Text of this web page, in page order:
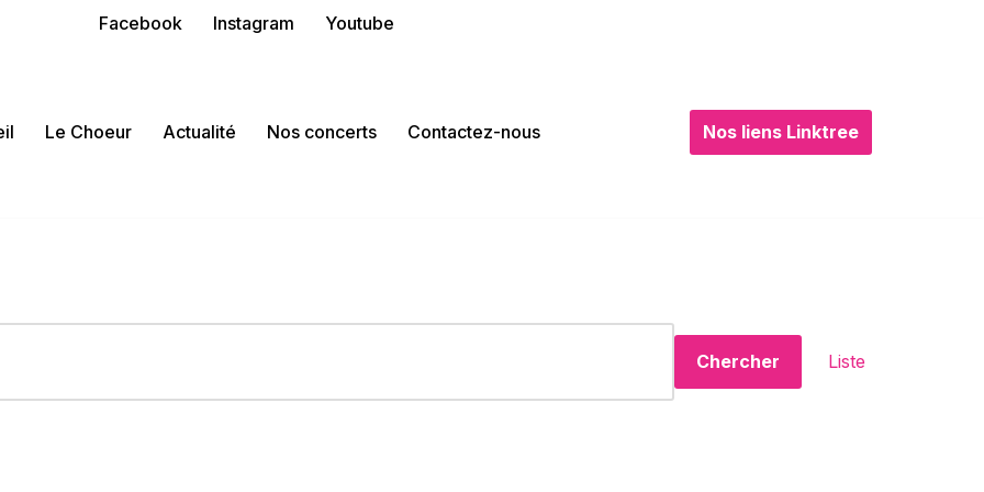
Facebook Instagram Youtube
Le Choeur Actualité Nos concerts Contactez-nous Nos liens Linktree
Chercher Liste